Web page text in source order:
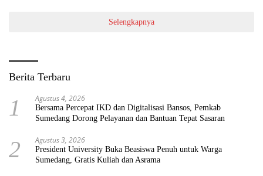
Selengkapnya
Berita Terbaru
1 Agustus 4, 2026
Bersama Percepat IKD dan Digitalisasi Bansos, Pemkab
Sumedang Dorong Pelayanan dan Bantuan Tepat Sasaran
2 Agustus 3, 2026
President University Buka Beasiswa Penuh untuk Warga
Sumedang, Gratis Kuliah dan Asrama